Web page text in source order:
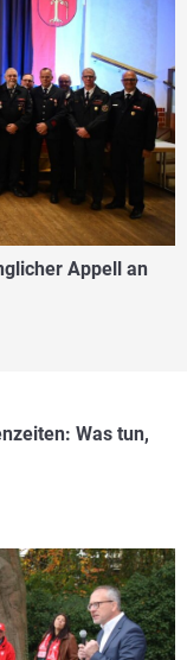
Appell an
Was tun,